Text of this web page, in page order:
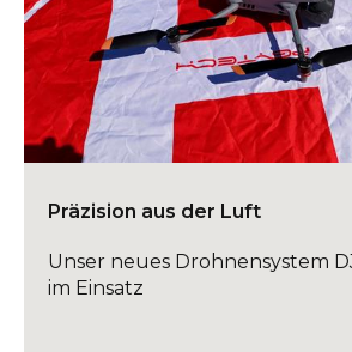
Präzision aus der Luft
Unser neues Drohnensystem
im Einsatz